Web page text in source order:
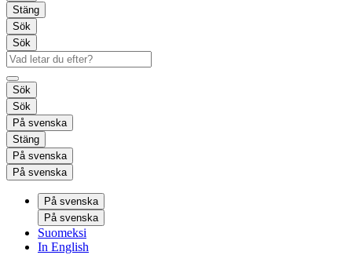
Stäng
Sök
Sök
Sök
Sök
På svenska
Stäng
På svenska
På svenska
På svenska
På svenska
Suomeksi
In English